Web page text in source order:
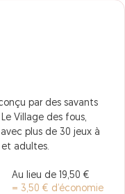
par des savants
Village des fous,
plus de 30 jeux à
adultes.
Au lieu de 19,50 €
= 3,50 € d’économie